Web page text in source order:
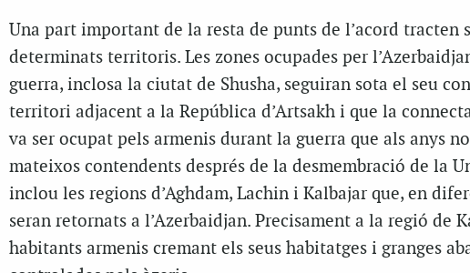
Una part important de la resta de punts de l’acord tracten
determinats territoris. Les zones ocupades per
guerra, inclosa la ciutat de Shusha, seguiran sota el seu
territori adjacent a la República d’Artsakh i que la
va ser ocupat pels armenis durant la guerra que als anys
mateixos contendents després de la desmembració de la
inclou les regions d’Aghdam, Lachin i Kalbajar que, en
seran retornats a l’Azerbaidjan. Precisament a la regió de
habitants armenis cremant els seus habitatges i granges